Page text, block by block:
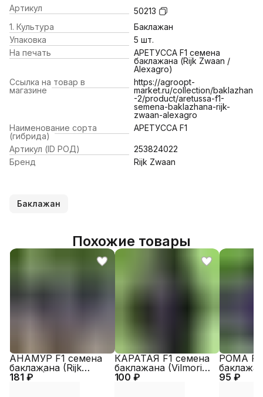
Артикул
50213
1. Культура
Баклажан
Упаковка
5 шт.
На печать
АРЕТУССА F1 семена
баклажана (Rijk Zwaan /
Alexagro)
Ссылка на товар в
магазине
https://agroopt-
market.ru/collection/baklazhan
-2/product/aretussa-f1-
semena-baklazhana-rijk-
zwaan-alexagro
Наименование сорта
(гибрида)
АРЕТУССА F1
Артикул (ID РОД)
253824022
Бренд
Rijk Zwaan
Баклажан
Похожие товары
181 ₽
АНАМУР F1 семена
баклажана (Rijk
Zwaan | Alexagro)
100 ₽
КАРАТАЯ F1 семена
баклажана (Vilmorin |
Alexagro)
95 ₽
РОМА F1
Alexagro)